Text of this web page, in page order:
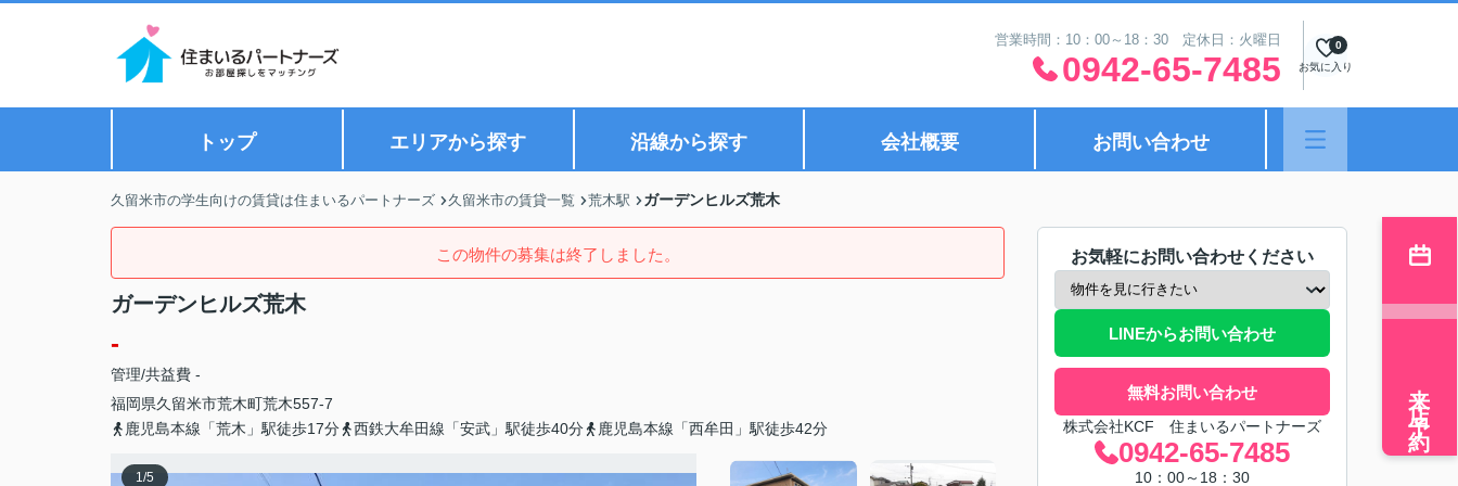
営業時間：10：00～18：30 定休日：火曜日
0942-65-7485 お気に入り
0
トップ エリアから探す 沿線から探す 会社概要 お問い合わせ
久留米市の学生向けの賃貸は住まいるパートナーズ 久留米市の賃貸一覧 荒木駅 ガーデンヒルズ荒木
この物件の募集は終了しました。
ガーデンヒルズ荒木
-
管理/共益費 -
福岡県久留米市荒木町荒木557-7
鹿児島本線「荒木」駅徒歩17分
西鉄大牟田線「安武」駅徒歩40分 鹿児島本線「西牟田」駅徒歩42分
1/5
お気軽にお問い合わせください
LINEからお問い合わせ
無料お問い合わせ
株式会社KCF 住まいるパートナーズ
0942-65-7485
10：00～18：30
来店予約